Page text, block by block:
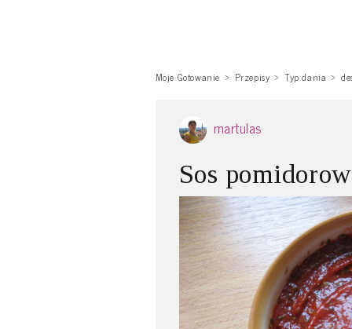
Moje Gotowanie Przepisy Typ dania
martulas
Sos